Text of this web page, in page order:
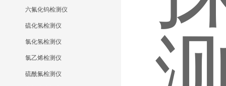
六氟化钨检测仪
硫化氢检测仪
氯化氢检测仪
氯乙烯检测仪
硫酰氟检测仪